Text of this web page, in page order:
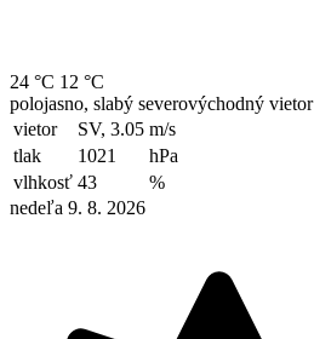
24 °C 12 °C
polojasno, slabý severovýchodný vietor
vietor
SV, 3.05 m/s
tlak
1021
hPa
vlhkosť 43
%
nedeľa 9. 8. 2026